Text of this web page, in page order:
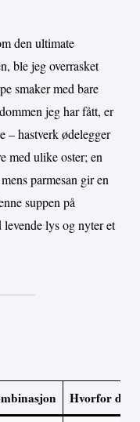
den ultimate
ble jeg overrasket
smaker med bare
jeg har fått, er
– hastverk ødelegger
med ulike oster; en
parmesan gir en
suppen på
lys og nyter et
Hvorfor det